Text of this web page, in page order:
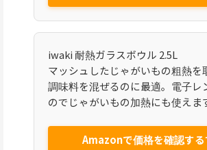
iwaki 耐熱ガラスボウル 2.5L
マッシュしたじゃがいもの粗熱を
調味料を混ぜるのに最適。電子レ
のでじゃがいもの加熱にも使えま
Amazonで価格を確認する